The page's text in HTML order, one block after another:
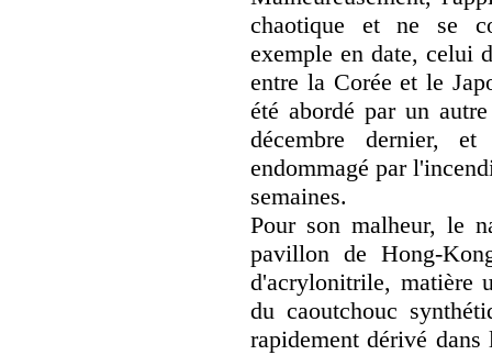
chaotique et ne se
exemple en date, celui
entre la Corée et le
été abordé par un
décembre dernier,
endommagé par
semaines.
Pour son malheur, le
pavillon de Hong-
d'acrylonitrile, matière
du caoutchouc
rapidement dérivé dans